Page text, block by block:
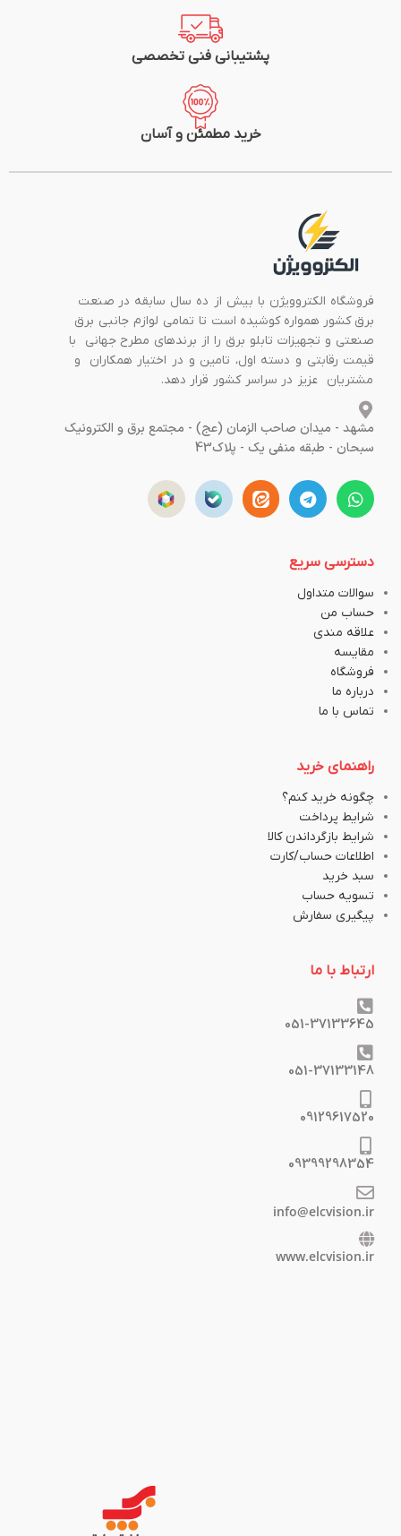
پشتیبانی فنی تخصصی
خرید مطمئن و آسان
فروشگاه الکتروویژن با بیش از ده سال سابقه در صنعت
برق کشور همواره کوشیده است تا تمامی لوازم جانبی برق
صنعتی و تجهیزات تابلو برق را از برندهای مطرح جهانی با
قیمت رقابتی و دسته اول، تامین و در اختیار همکاران و
مشتریان عزیز در سراسر کشور قرار دهد.
مشهد - میدان صاحب الزمان (عج) - مجتمع برق و الکترونیک
سبحان - طبقه منفی یک - پلاک43
دسترسی سریع
سوالات متداول
حساب من
علاقه مندی
مقایسه
فروشگاه
درباره ما
تماس با ما
راهنمای خرید
چگونه خرید کنم؟
شرایط پرداخت
شرایط بازگرداندن کالا
اطلاعات حساب/کارت
سبد خرید
تسویه حساب
پیگیری سفارش
ارتباط با ما
051-37133645
051-37133148
09129617520
09399298354
info@elcvision.ir
www.elcvision.ir